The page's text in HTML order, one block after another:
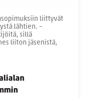
liittyvät
lähtien. –
sillä
liiton jäsenistä,